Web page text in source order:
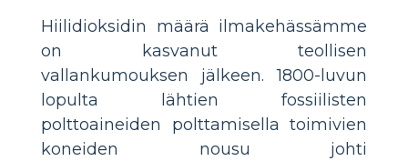
Hiilidioksidin määrä ilmakehässämme
on kasvanut teollisen
vallankumouksen jälkeen. 1800-luvun
lopulta lähtien fossiilisten
polttoaineiden polttamisella toimivien
koneiden nousu johti